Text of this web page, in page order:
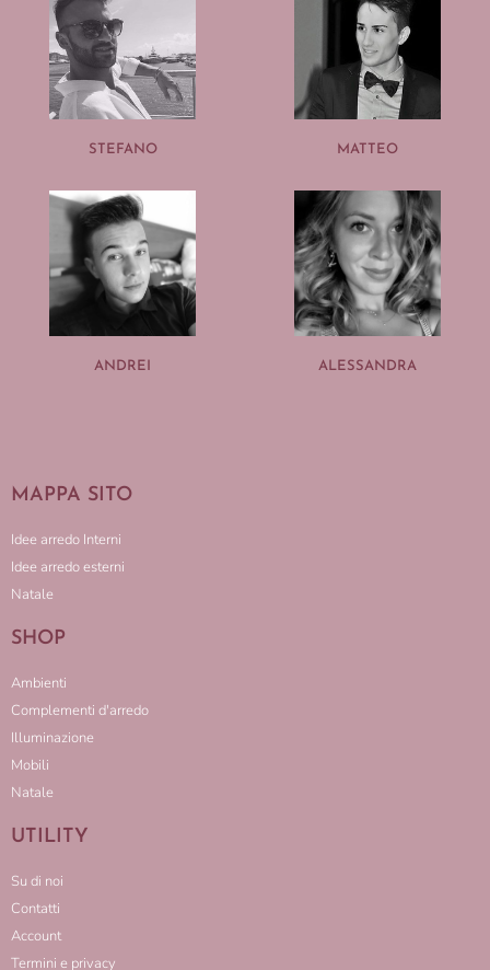
STEFANO MATTEO
ANDREI ALESSANDRA
MAPPA SITO
Idee arredo Interni
Idee arredo esterni
Natale
SHOP
Ambienti
Complementi d'arredo
Illuminazione
Mobili
Natale
UTILITY
Su di noi
Contatti
Account
Termini e privacy